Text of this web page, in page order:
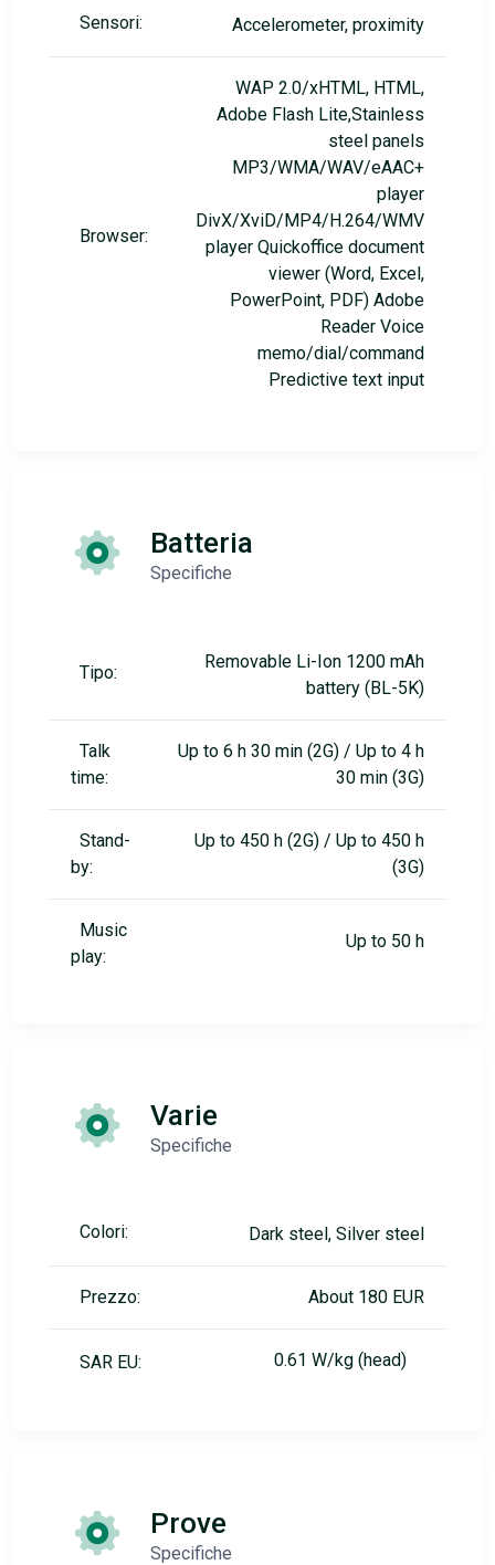
Sensori: Accelerometer, proximity
Browser:
WAP 2.0/xHTML, HTML,
Adobe Flash Lite,Stainless
steel panels
MP3/WMA/WAV/eAAC+
player
DivX/XviD/MP4/H.264/WMV
player Quickoffice document
viewer (Word, Excel,
PowerPoint, PDF) Adobe
Reader Voice
memo/dial/command
Predictive text input
Batteria
Specifiche
Tipo:
Removable Li-Ion 1200 mAh
battery (BL-5K)
Talk
time:
Up to 6 h 30 min (2G) / Up to 4 h
30 min (3G)
Stand-
by:
Up to 450 h (2G) / Up to 450 h
(3G)
Music
play:
Up to 50 h
Varie
Specifiche
Colori: Dark steel, Silver steel
Prezzo: About 180 EUR
SAR EU: 0.61 W/kg (head)
Prove
Specifiche